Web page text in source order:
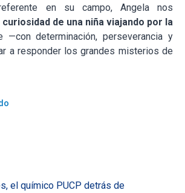
en su campo, Angela nos
curiosidad de una niña viajando por la
—con determinación, perseverancia y
a responder los grandes misterios de
el químico PUCP detrás de